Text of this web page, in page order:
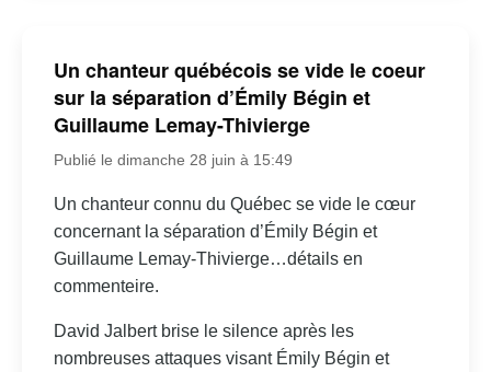
Un chanteur québécois se vide le coeur
sur la séparation d’Émily Bégin et
Guillaume Lemay-Thivierge
Publié le dimanche 28 juin à 15:49
Un chanteur connu du Québec se vide le cœur
concernant la séparation d’Émily Bégin et
Guillaume Lemay-Thivierge…détails en
commenteire.
David Jalbert brise le silence après les
nombreuses attaques visant Émily Bégin et